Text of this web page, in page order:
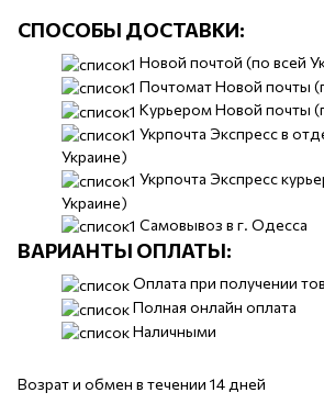
СПОСОБЫ ДОСТАВКИ:
​​Новой почтой (по всей
Почтомат Новой почты
Курьером Новой почты
Укрпочта Экспресс в
Украине)
Укрпочта Экспресс
Украине)
Самовывоз в г. Одесса
ВАРИАНТЫ ОПЛАТЫ:
Оплата при получении
Полная онлайн оплата
Наличными
Возрат и обмен в течении 14 дней